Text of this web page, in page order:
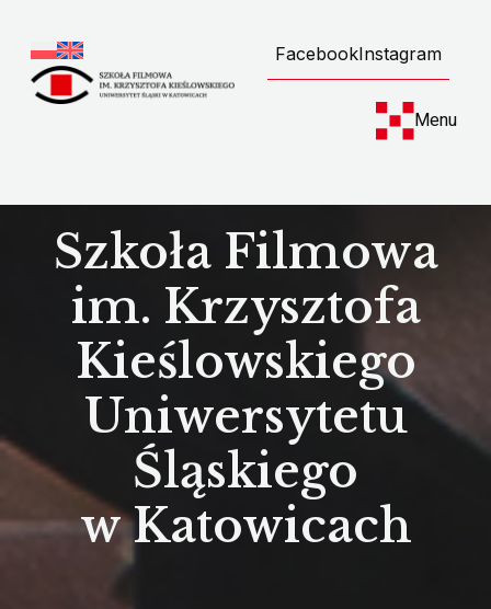
FacebookInstagram
Menu
Szkoła Filmowa
im. Krzysztofa
Kieślowskiego
Uniwersytetu
Śląskiego
w Katowicach